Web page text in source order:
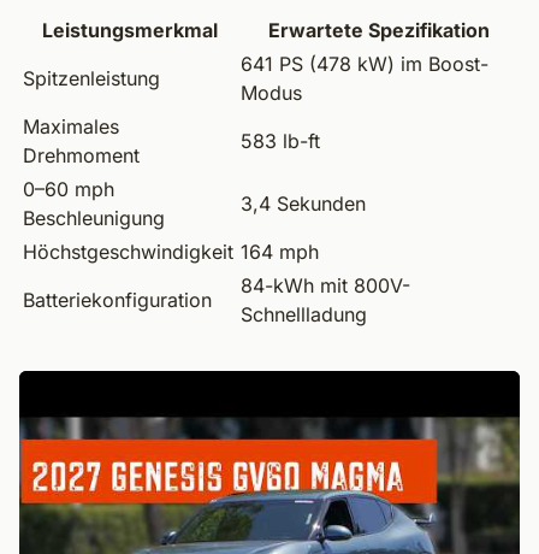
Leistungsmerkmal
Erwartete Spezifikation
Spitzenleistung
641 PS (478 kW) im Boost-
Modus
Maximales
Drehmoment
583 lb-ft
0–60 mph
Beschleunigung
3,4 Sekunden
Höchstgeschwindigkeit 164 mph
Batteriekonfiguration
84-kWh mit 800V-
Schnellladung